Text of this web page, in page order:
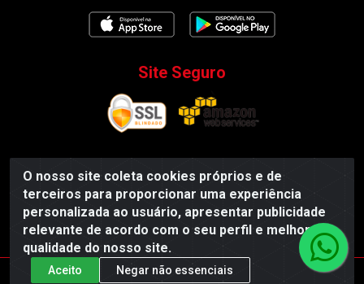
O nosso site coleta cookies próprios e de
terceiros para proporcionar uma experiência
personalizada ao usuário, apresentar publicidade
relevante de acordo com o seu perfil e melhorar a
qualidade do nosso site.
Aceito Negar não essenciais
Site Seguro
Almeida Distribuidor - Rodovia BR 104, S/N, Centro -
Esperança/PB - CEP 58135-000 - CNPJ
35.419.548/0001-55